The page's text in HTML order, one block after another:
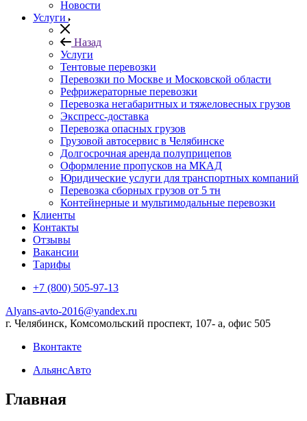
Новости
Услуги
Назад
Услуги
Тентовые перевозки
Перевозки по Москве и Московской области
Рефрижераторные перевозки
Перевозка негабаритных и тяжеловесных грузов
Экспресс-доставка
Перевозка опасных грузов
Грузовой автосервис в Челябинске
Долгосрочная аренда полуприцепов
Оформление пропусков на МКАД
Юридические услуги для транспортных компаний
Перевозка сборных грузов от 5 тн
Контейнерные и мультимодальные перевозки
Клиенты
Контакты
Отзывы
Вакансии
Тарифы
+7 (800) 505-97-13
Alyans-avto-2016@yandex.ru
г. Челябинск, Комсомольский проспект, 107- а, офис 505
Вконтакте
АльянсАвто
Главная